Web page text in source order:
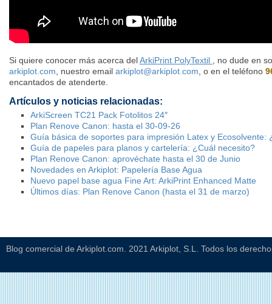
Si quiere conocer más acerca delArkiPrint PolyTextil , no dude en
arkiplot.com, nuestro email arkiplot@arkiplot.com, o en el teléfono
encantados de atenderte.
Artículos y noticias relacionadas:
ArkiScreen TC21 Pack Fotolitos 24″
Plan Renove Canon: hasta el 30-09-26
Guía básica de soportes para impresión Latex y Ecosolvente:
Guía de papeles para planos y cartelería: ¿Cuál necesito?
Plan Renove Canon: aprovéchate hasta el 30 de Junio
Novedades en Arkiplot: Papelería Base Agua
Nuevo papel base agua Fine Art: ArkiPrint Enhanced Matte
Últimos días: Plan Renove Canon (hasta el 31 de marzo)
Blog comercial de Arkiplot.com. 2021 Arkiplot, S.L. Todos los